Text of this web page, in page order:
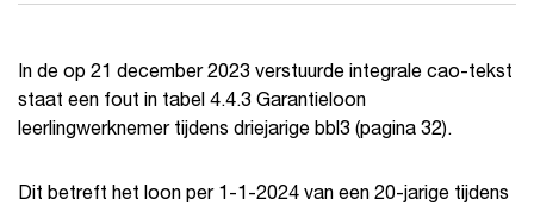
In de op 21 december 2023 verstuurde integrale cao-tekst
staat een fout in tabel 4.4.3 Garantieloon
leerlingwerknemer tijdens driejarige bbl3 (pagina 32).
Dit betreft het loon per 1-1-2024 van een 20-jarige tijdens